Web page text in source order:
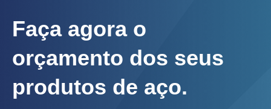
Faça agora o
orçamento dos seus
produtos de aço.